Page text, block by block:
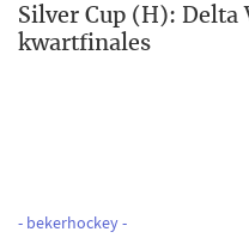
Silver Cup (H): Delta
kwartfinales
- bekerhockey -